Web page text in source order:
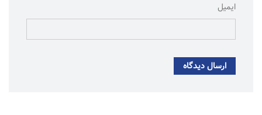
ایمیل
ارسال دیدگاه